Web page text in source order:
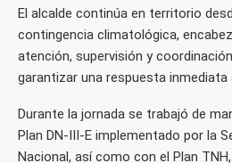
El alcalde continúa en territorio
contingencia climatológica,
atención, supervisión y
garantizar una respuesta inmediata
Durante la jornada se trabajó de
Plan DN-III-E implementado por la
Nacional, así como con el Plan